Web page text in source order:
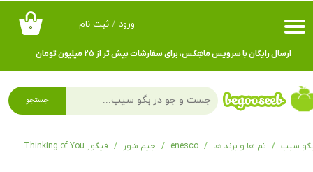
۰ ورود / ثبت نام
حساب کاربری من
تغییر گذر واژه
سفارشات
ارسال رایگان با سرویس ماهِکس، برای سفارشات بیش تر از ۲۵ میلیون تومان
جستجو
سیب تم ها و برند ها enesco جیم شور فیگور Thinking of You